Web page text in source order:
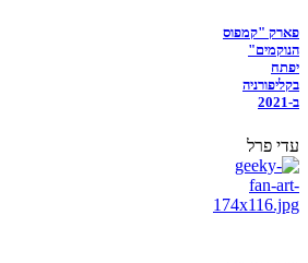
פארק "קמפוס
הנוקמים"
יפתח
בקליפורניה
ב-2021
עדי פרל